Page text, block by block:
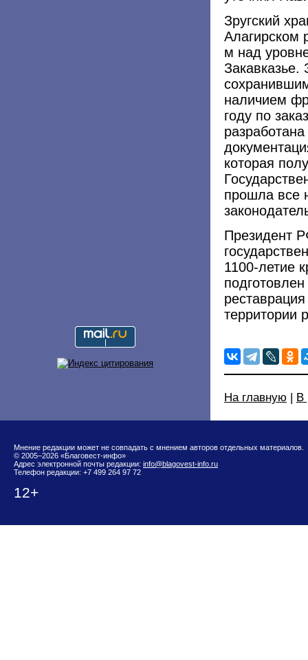
Зругский
Алагирском
м над
Закавказье.
наличием
году по
которая
прошла все
Президент
1100-летие
территории
На главную | В
Мнение редакции может не совпадать с мнением авторов отдельных материалов.
© 2005–2026 «Благовест-инфо»
Адрес электронной почты редакции: info@blagovest-info.ru
Телефон редакции: +7 499 264 97 72
12+